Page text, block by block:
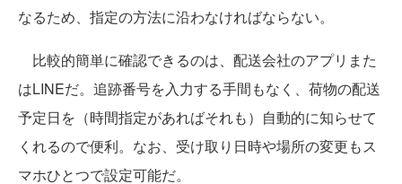
なるため、指定の方法に沿わなければならない。
比較的簡単に確認できるのは、配送会社のアプリまた
はLINEだ。追跡番号を入力する手間もなく、荷物の配送
予定日を（時間指定があればそれも）自動的に知らせて
くれるので便利。なお、受け取り日時や場所の変更もス
マホひとつで設定可能だ。